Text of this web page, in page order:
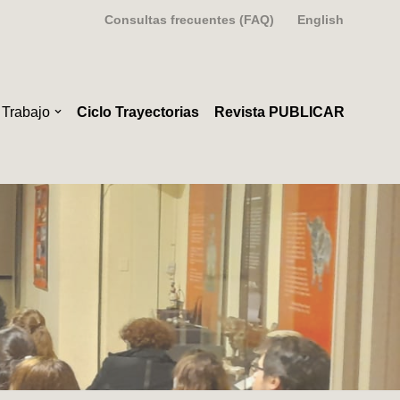
Consultas frecuentes (FAQ) English
Ciclo Trayectorias Revista PUBLICAR